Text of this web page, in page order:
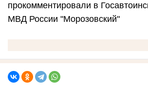
прокомментировали в
МВД России "Морозовский"